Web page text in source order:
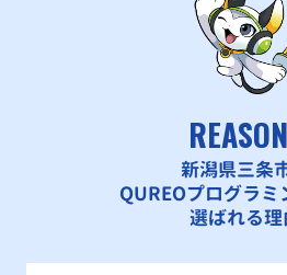
新潟県三条
QUREOプログラミ
選ばれる理